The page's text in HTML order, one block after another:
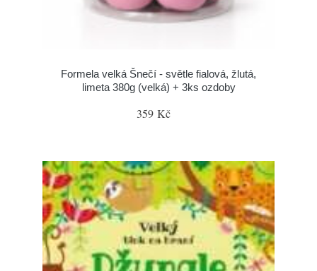
Formela velká Šnečí - světle fialová, žlutá,
limeta 380g (velká) + 3ks ozdoby
359 Kč